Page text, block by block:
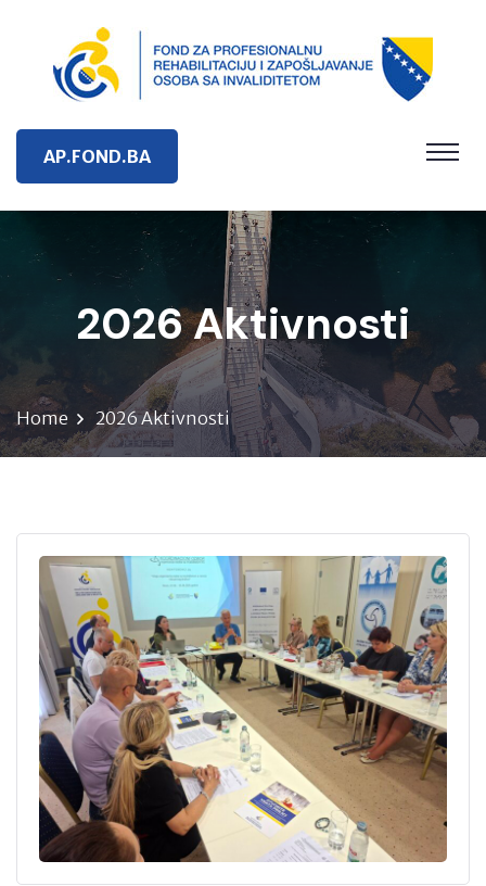
AP.FOND.BA
2026 Aktivnosti
Home 2026 Aktivnosti